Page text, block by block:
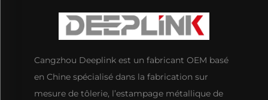
Cangzhou Deeplink est un fabricant OEM basé
en Chine spécialisé dans la fabrication sur
mesure de tôlerie, l’estampage métallique de